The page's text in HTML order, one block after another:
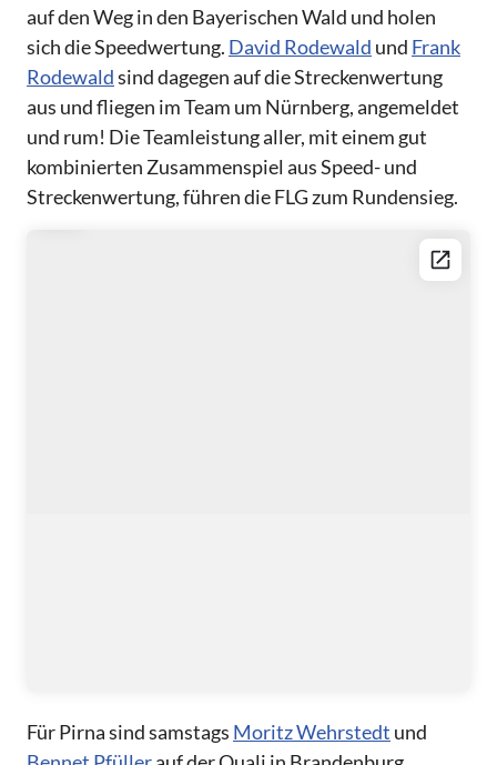
auf den Weg in den Bayerischen Wald und holen
sich die Speedwertung. David Rodewald und Frank
Rodewaldsind dagegen auf die Streckenwertung
aus und fliegen im Team um Nürnberg, angemeldet
und rum! Die Teamleistung aller, mit einem gut
kombinierten Zusammenspiel aus Speed- und
Streckenwertung, führen die FLG zum Rundensieg.
Für Pirna sind samstags Moritz Wehrstedt und